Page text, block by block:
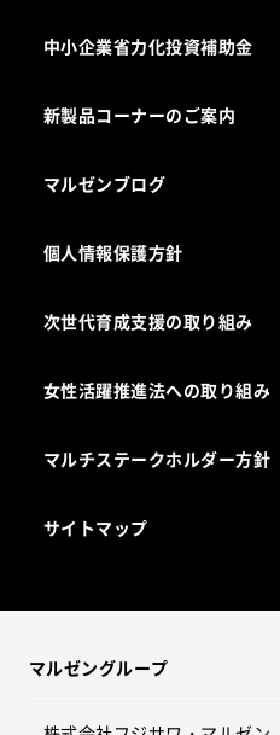
海外出店をご検討のお客様
中小企業省力化投資補助金
新製品コーナーのご案内
マルゼンブログ
個人情報保護方針
次世代育成支援の取り組み
女性活躍推進法への取り組み
マルチステークホルダー方針
サイトマップ
マルゼングループ